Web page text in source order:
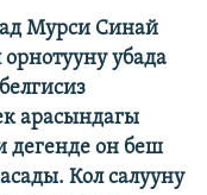
Мурси Синай
убада
арасындагы
дегенде он беш
Кол салууну